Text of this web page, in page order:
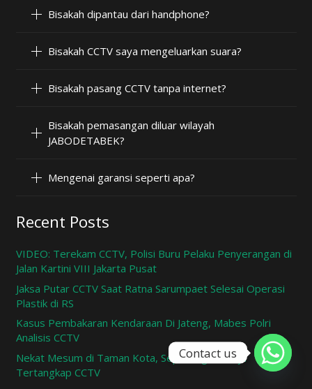
Bisakah dipantau dari handphone?
Bisakah CCTV saya mengeluarkan suara?
Bisakah pasang CCTV tanpa internet?
Bisakah pemasangan diluar wilayah
JABODETABEK?
Mengenai garansi seperti apa?
Recent Posts
VIDEO: Terekam CCTV, Polisi Buru Pelaku Penyerangan di
Jalan Kartini VIII Jakarta Pusat
Jaksa Putar CCTV Saat Ratna Sarumpaet Selesai Operasi
Plastik di RS
Kasus Pembakaran Kendaraan Di Jateng, Mabes Polri
Analisis CCTV
Nekat Mesum di Taman Kota, Sepasang Remaja
Tertangkap CCTV
Contact us